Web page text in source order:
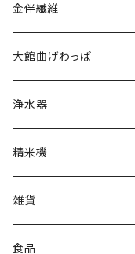
金伴繊維
WOMEN
MEN
大館曲げわっぱ
浄水器
精米機
雑貨
食品